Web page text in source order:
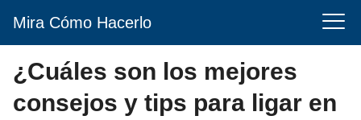
Mira Cómo Hacerlo
¿Cuáles son los mejores
consejos y tips para ligar en